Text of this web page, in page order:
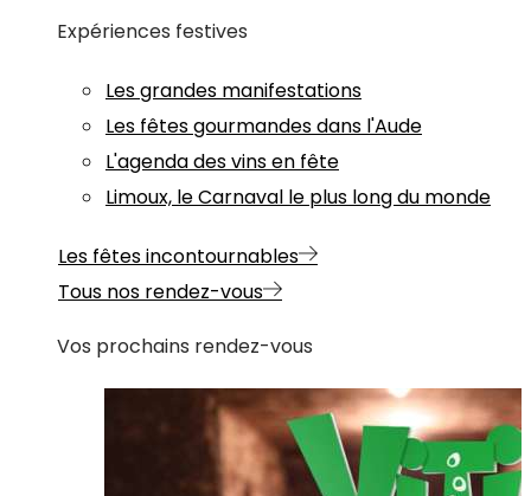
Expériences festives
Les grandes manifestations
Les fêtes gourmandes dans l'Aude
L'agenda des vins en fête
Limoux, le Carnaval le plus long du monde
Les fêtes incontournables
Tous nos rendez-vous
Vos prochains rendez-vous